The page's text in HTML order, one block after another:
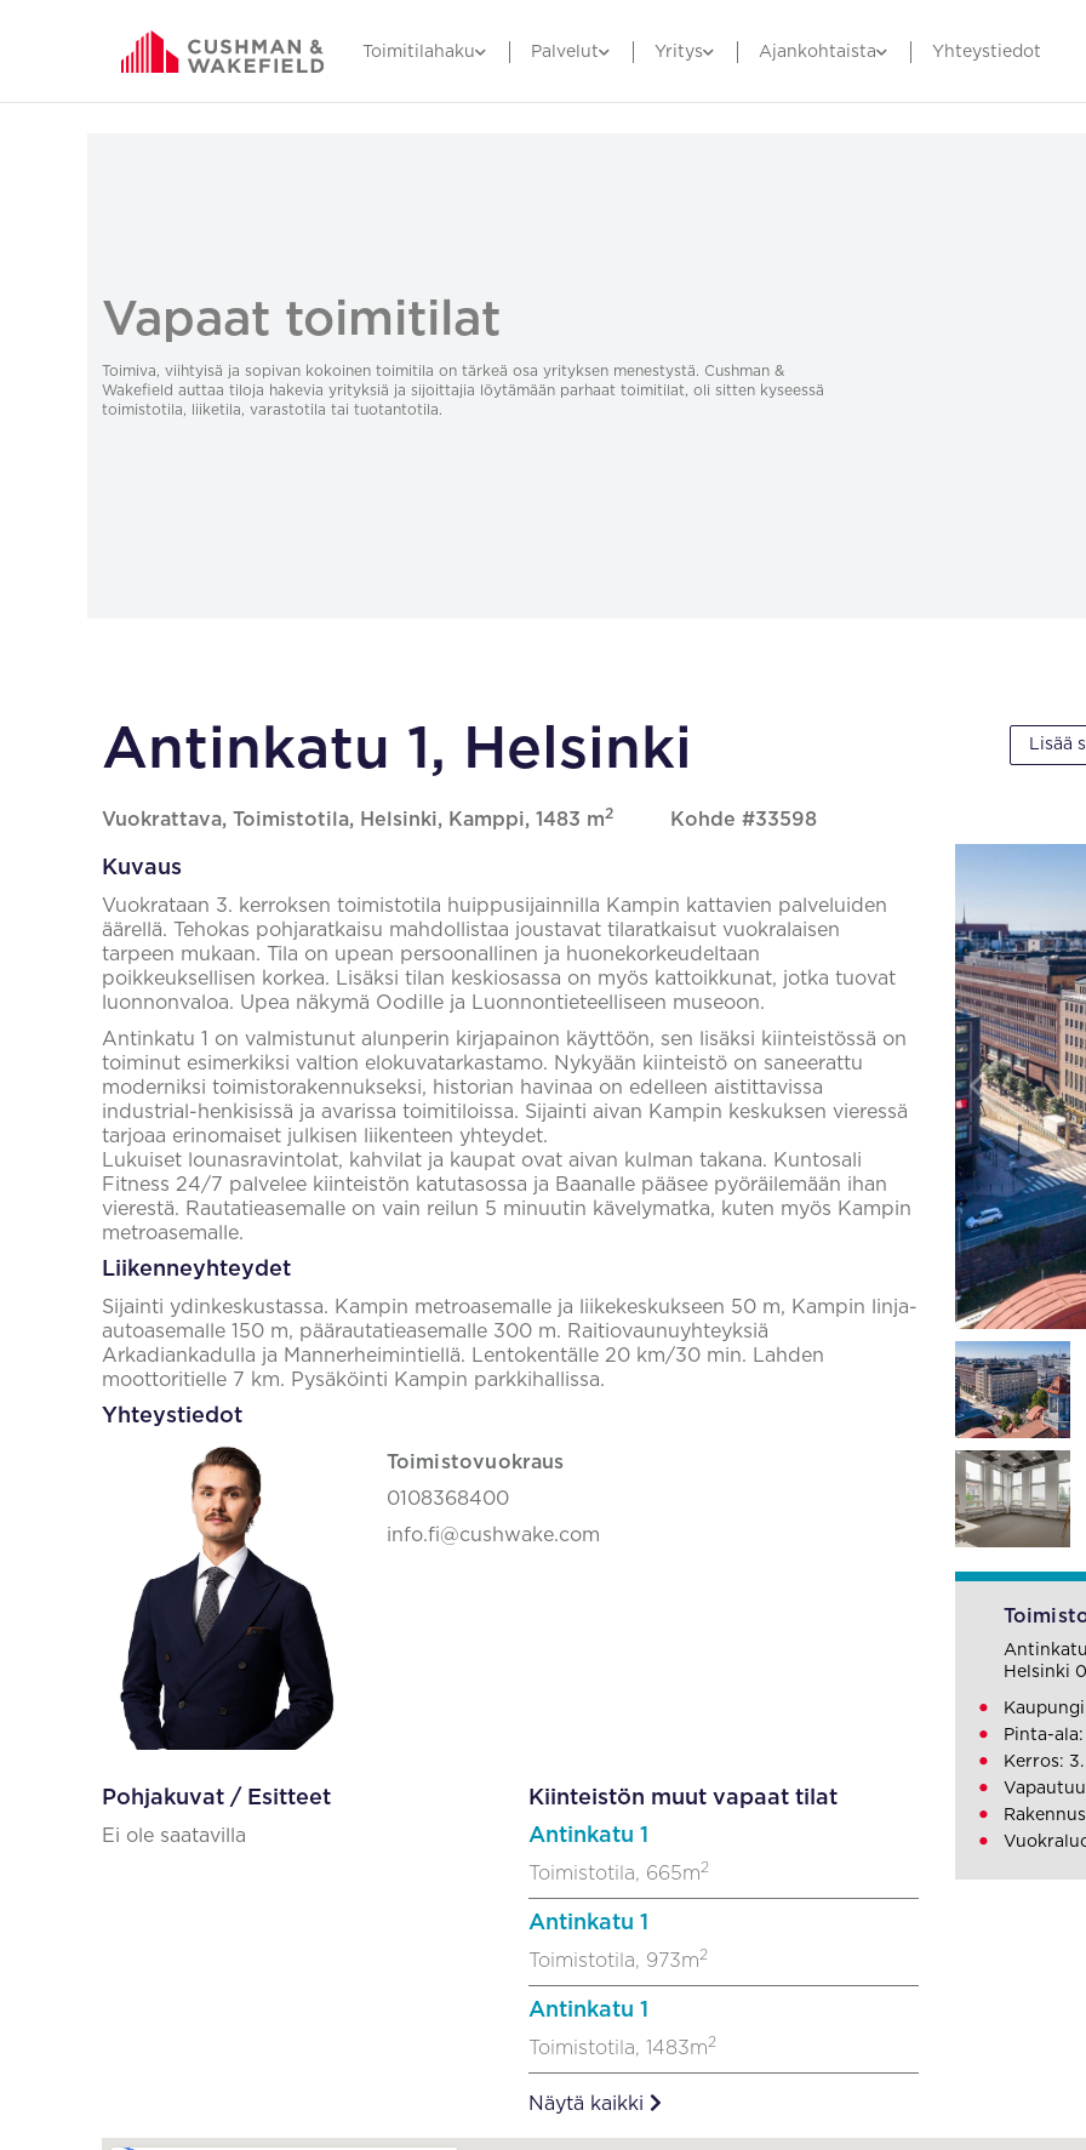
Toimitilahaku Palvelut Yritys Ajankohtaista Yhteystiedot
Vapaat toimitilat
Toimiva, viihtyisä ja sopivan kokoinen toimitila on tärkeä osa yrityksen menestystä. Cushman &
Wakefield auttaa tiloja hakevia yrityksiä ja sijoittajia löytämään parhaat toimitilat, oli sitten kyseessä
toimistotila, liiketila, varastotila tai tuotantotila.
Antinkatu 1, Helsinki
Vuokrattava, Toimistotila, Helsinki, Kamppi, 1483 m2 Kohde #33598
Lisää
Kuvaus
Vuokrataan 3. kerroksen toimistotila huippusijainnilla Kampin kattavien palveluiden
äärellä. Tehokas pohjaratkaisu mahdollistaa joustavat tilaratkaisut vuokralaisen
tarpeen mukaan. Tila on upean persoonallinen ja huonekorkeudeltaan
poikkeuksellisen korkea. Lisäksi tilan keskiosassa on myös kattoikkunat, jotka tuovat
luonnonvaloa. Upea näkymä Oodille ja Luonnontieteelliseen museoon.
Antinkatu 1 on valmistunut alunperin kirjapainon käyttöön, sen lisäksi kiinteistössä on
toiminut esimerkiksi valtion elokuvatarkastamo. Nykyään kiinteistö on saneerattu
moderniksi toimistorakennukseksi, historian havinaa on edelleen aistittavissa
industrial-henkisissä ja avarissa toimitiloissa. Sijainti aivan Kampin keskuksen vieressä
tarjoaa erinomaiset julkisen liikenteen yhteydet.
Lukuiset lounasravintolat, kahvilat ja kaupat ovat aivan kulman takana. Kuntosali
Fitness 24/7 palvelee kiinteistön katutasossa ja Baanalle pääsee pyöräilemään ihan
vierestä. Rautatieasemalle on vain reilun 5 minuutin kävelymatka, kuten myös Kampin
metroasemalle.
Liikenneyhteydet
Sijainti ydinkeskustassa. Kampin metroasemalle ja liikekeskukseen 50 m, Kampin linja-
autoasemalle 150 m, päärautatieasemalle 300 m. Raitiovaunuyhteyksiä
Arkadiankadulla ja Mannerheimintiellä. Lentokentälle 20 km/30 min. Lahden
moottoritielle 7 km. Pysäköinti Kampin parkkihallissa.
Yhteystiedot
Toimistovuokraus
0108368400
info.fi@cushwake.com
Pohjakuvat / Esitteet
Ei ole saatavilla
Kiinteistön muut vapaat tilat
Antinkatu 1
Toimistotila, 665m2
Antinkatu 1
Toimistotila, 973m2
Antinkatu 1
Toimistotila, 1483m2
Näytä kaikki
Antinkatu
Helsinki
Pinta-ala:
Kerros: